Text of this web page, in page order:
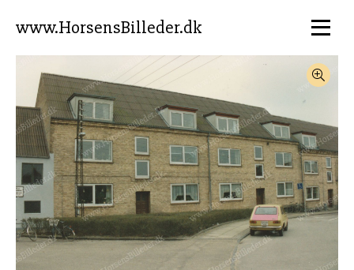
www.HorsensBilleder.dk